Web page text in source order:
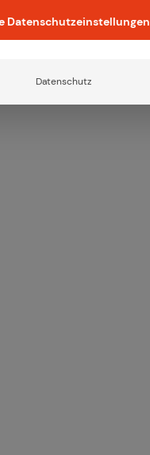
Datenschutzeinstellungen
Datenschutz